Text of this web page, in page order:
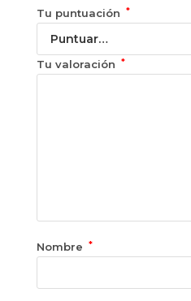
Tu puntuación *
Tu valoración *
Nombre *